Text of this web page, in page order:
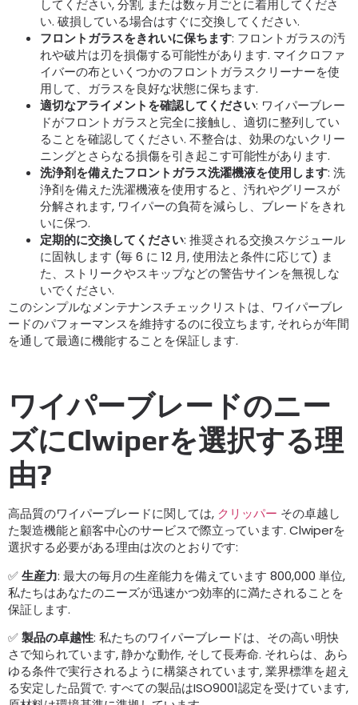
してください, 分割, または数ヶ月ごとに着用してくださ
い. 破損している場合はすぐに交換してください.
フロントガラスをきれいに保ちます: フロントガラスの汚
れや破片は刃を損傷する可能性があります. マイクロファ
イバーの布といくつかのフロントガラスクリーナーを使
用して、ガラスを良好な状態に保ちます.
適切なアライメントを確認してください: ワイパーブレー
ドがフロントガラスと完全に接触し、適切に整列してい
ることを確認してください. 不整合は、効果のないクリー
ニングとさらなる損傷を引き起こす可能性があります.
洗浄剤を備えたフロントガラス洗濯機液を使用します: 洗
浄剤を備えた洗濯機液を使用すると、汚れやグリースが
分解されます, ワイパーの負荷を減らし、ブレードをきれ
いに保つ.
定期的に交換してください: 推奨される交換スケジュール
に固執します (毎 6 に 12 月, 使用法と条件に応じて) ま
た、ストリークやスキップなどの警告サインを無視しな
いでください.
このシンプルなメンテナンスチェックリストは、ワイパーブレ
ードのパフォーマンスを維持するのに役立ちます, それらが年間
を通して最適に機能することを保証します.
ワイパーブレードのニー
ズにClwiperを選択する理
由?
高品質のワイパーブレードに関しては, クリッパー その卓越し
た製造機能と顧客中心のサービスで際立っています. Clwiperを
選択する必要がある理由は次のとおりです:
✅生産力: 最大の毎月の生産能力を備えています 800,000 単位,
私たちはあなたのニーズが迅速かつ効率的に満たされることを
保証します.
✅製品の卓越性: 私たちのワイパーブレードは、その高い明快
さで知られています, 静かな動作, そして長寿命. それらは、あら
ゆる条件で実行されるように構築されています, 業界標準を超え
る安定した品質で. すべての製品はISO9001認定を受けています,